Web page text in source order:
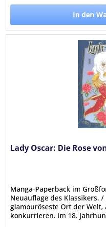
In den
Lady Oscar: Die Rose
Manga-Paperback im
Neuauflage des Klassikers.
glamouröseste Ort der
konkurrieren. Im 18.